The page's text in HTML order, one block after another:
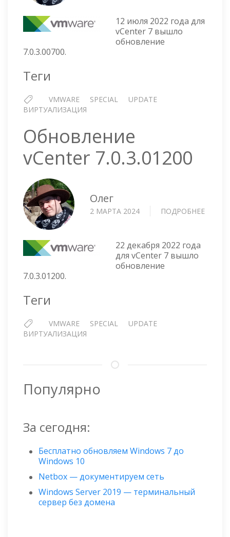
7.0.3.00700
12 июля 2022 года для
vCenter 7 вышло
обновление
7.0.3.00700.
Теги
VMWARE SPECIAL
UPDATE
ВИРТУАЛИЗАЦИЯ
Обновление
vCenter 7.0.3.01200
Олег
2 МАРТА 2024 ПОДРОБНЕЕ
22 декабря 2022 года
для vCenter 7 вышло
обновление
7.0.3.01200.
Теги
VMWARE SPECIAL
UPDATE
ВИРТУАЛИЗАЦИЯ
Популярно
За сегодня:
Бесплатно обновляем Windows 7 до
Windows 10
Netbox — документируем сеть
Windows Server 2019 — терминальный
сервер без домена